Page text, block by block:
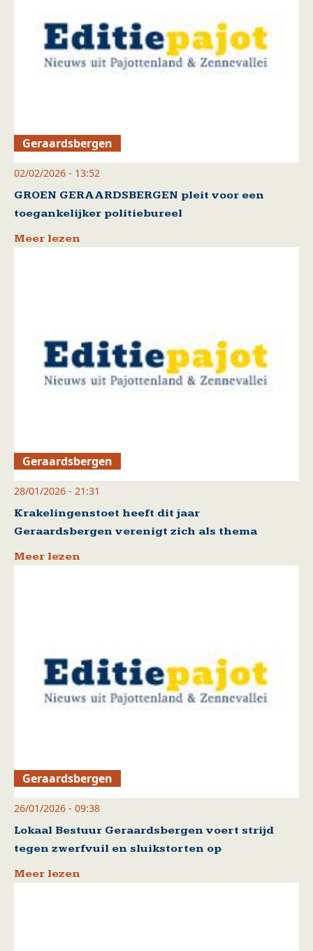
Geraardsbergen
02/02/2026 - 13:52
GROEN GERAARDSBERGEN pleit voor een
toegankelijker politiebureel
Meer lezen
Geraardsbergen
28/01/2026 - 21:31
Krakelingenstoet heeft dit jaar
Geraardsbergen verenigt zich als thema
Meer lezen
Geraardsbergen
26/01/2026 - 09:38
Lokaal Bestuur Geraardsbergen voert strijd
tegen zwerfvuil en sluikstorten op
Meer lezen